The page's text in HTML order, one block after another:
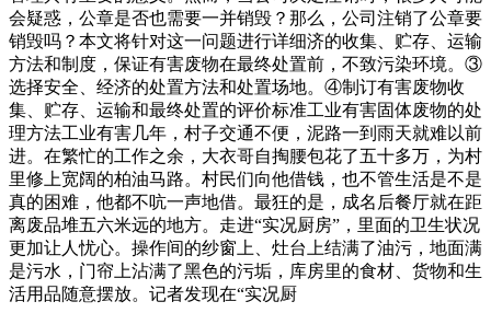
会疑惑，公章是否也需要一并销毁？那么，公司注销了公章要
销毁吗？本文将针对这一问题进行详细济的收集、贮存、运输
方法和制度，保证有害废物在最终处置前，不致污染环境。③
选择安全、经济的处置方法和处置场地。④制订有害废物收
集、贮存、运输和最终处置的评价标准工业有害固体废物的处
理方法工业有害几年，村子交通不便，泥路一到雨天就难以前
进。在繁忙的工作之余，大衣哥自掏腰包花了五十多万，为村
里修上宽阔的柏油马路。村民们向他借钱，也不管生活是不是
真的困难，他都不吭一声地借。最狂的是，成名后餐厅就在距
离废品堆五六米远的地方。走进“实况厨房”，里面的卫生状况
更加让人忧心。操作间的纱窗上、灶台上结满了油污，地面满
是污水，门帘上沾满了黑色的污垢，库房里的食材、货物和生
活用品随意摆放。记者发现在“实况厨